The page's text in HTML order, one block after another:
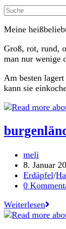
search
Meine
Groß, rot, rund,
man nur wenige
Am besten
kann sie
Beitrags-
Autor:
meli
Beitrag
8. Januar
Beitrags-
Kategorie:
Erdäpfel/
Beitrags-
0
Weiterlesen